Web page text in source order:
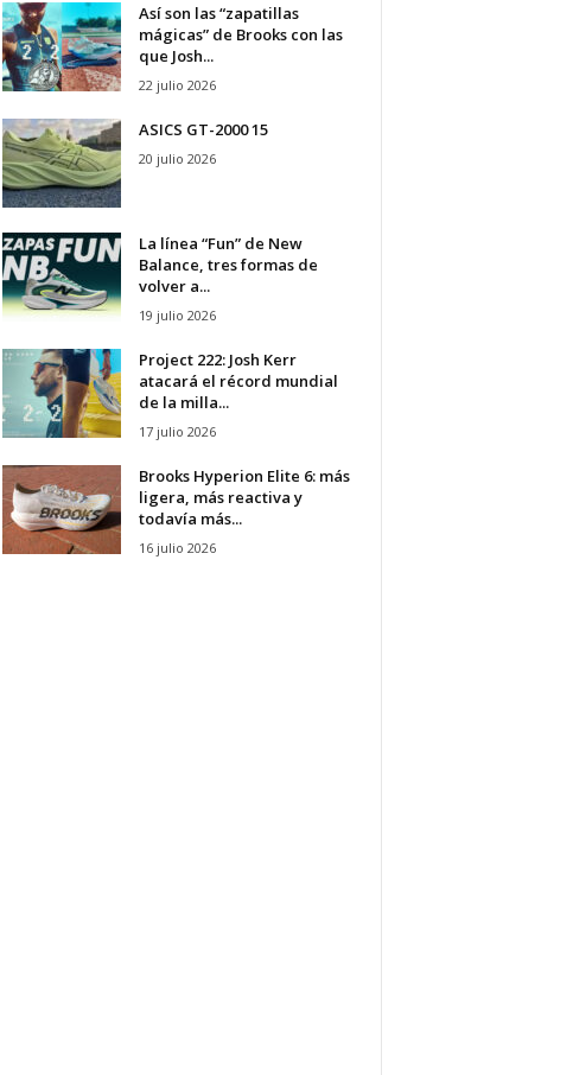
Así son las “zapatillas
mágicas” de Brooks con las
que Josh...
22 julio 2026
ASICS GT-2000 15
20 julio 2026
La línea “Fun” de New
Balance, tres formas de
volver a...
19 julio 2026
Project 222: Josh Kerr
atacará el récord mundial
de la milla...
17 julio 2026
Brooks Hyperion Elite 6: más
ligera, más reactiva y
todavía más...
16 julio 2026